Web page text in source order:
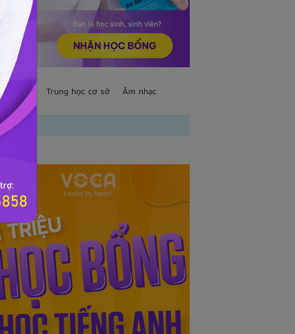
Trẻ em Trung học cơ sở Âm nhạc